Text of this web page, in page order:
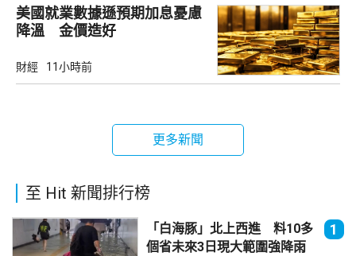
美國就業數據遜預期加息憂慮
降溫 金價造好
財經 11小時前
更多新聞
至 Hit 新聞排行榜
「白海豚」北上西進 料10多
個省未來3日現大範圍強降雨
1